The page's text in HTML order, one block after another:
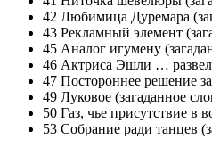
42 Любимица Дуремара
43 Рекламный элемент
45 Аналог игумену
46 Актриса Эшли …
47 Постороннее решение
49 Луковое (загаданное
50 Газ, чье присутствие в
53 Собрание ради танцев